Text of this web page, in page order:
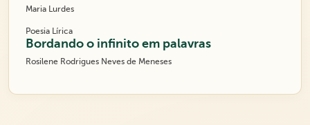
Maria Lurdes
Poesia Lírica
Bordando o infinito em palavras
Rosilene Rodrigues Neves de Meneses